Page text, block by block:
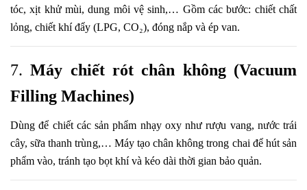
tóc, xịt khử mùi, dung môi vệ sinh,… Gồm các bước: chiết chất
lỏng, chiết khí đẩy (LPG, CO₂), đóng nắp và ép van.
7.Máy chiết rót chân không (Vacuum
Filling Machines)
Dùng để chiết các sản phẩm nhạy oxy như rượu vang, nước trái
cây, sữa thanh trùng,… Máy tạo chân không trong chai để hút sản
phẩm vào, tránh tạo bọt khí và kéo dài thời gian bảo quản.